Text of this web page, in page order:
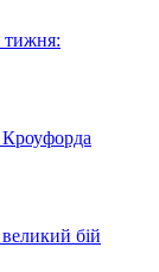
тижня:
Кроуфорда
бій